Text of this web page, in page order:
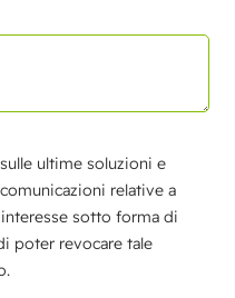
ultime soluzioni e
relative a
sotto forma di
poter revocare tale